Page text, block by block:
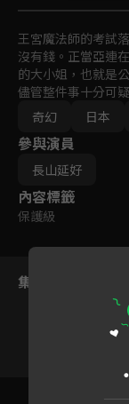
王宮魔法師的考試
沒有錢。正當亞連
的大小姐，也就是
儘管整件事十分可
剛這麼想完，等著
使用魔法的究竟是？
亞連顛覆常識的課
奇幻
日本
參與演員
長山延好
內容標籤
保護級
集數列表